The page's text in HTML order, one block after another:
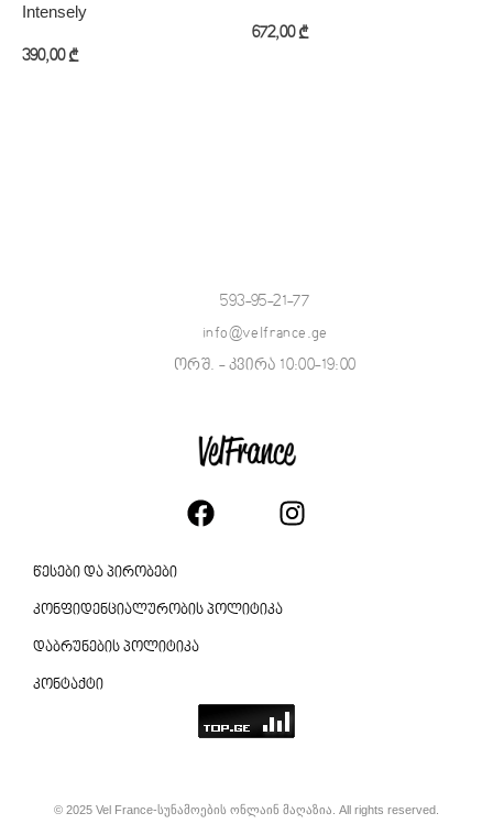
Intensely
390,00 ₾
672,00 ₾
593-95-21-77
info@velfrance.ge
ორშ. - კვირა 10:00-19:00
წესები და პირობები
კონფიდენციალურობის პოლიტიკა
დაბრუნების პოლიტიკა
კონტაქტი
© 2025 Vel France-სუნამოების ონლაინ მაღაზია. All rights reserved.